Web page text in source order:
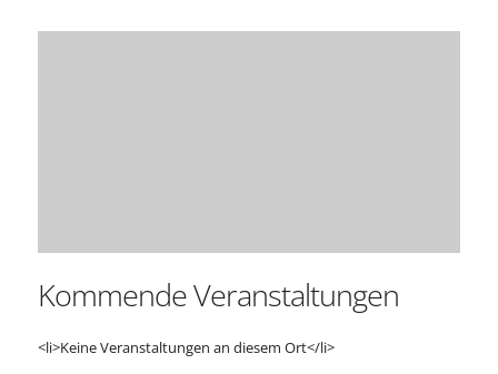
Kommende Veranstaltungen
<li>Keine Veranstaltungen an diesem Ort</li>